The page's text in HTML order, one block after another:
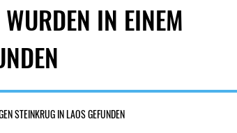
IN EINEM
STEINKRUG IN LAOS GEFUNDEN